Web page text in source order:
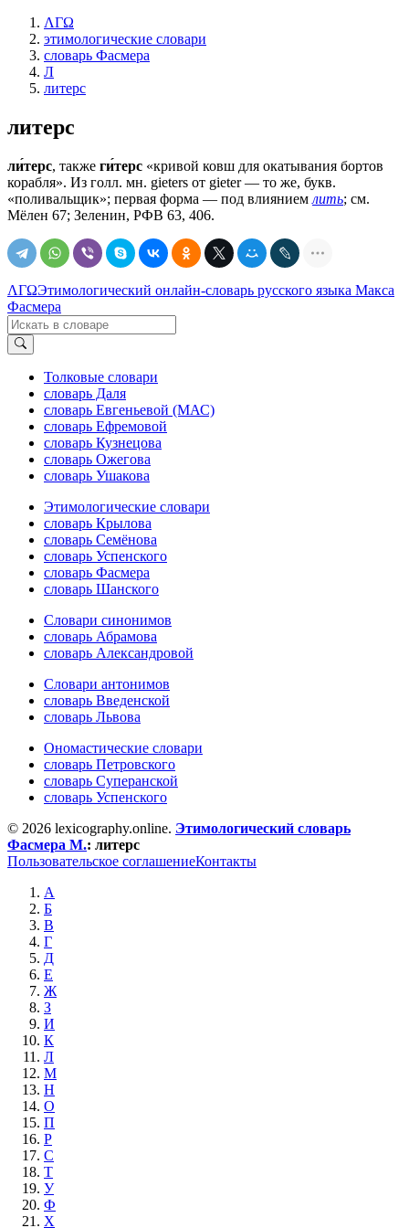
ΛΓΩ
этимологические словари
словарь Фасмера
Л
литерс
литерс
ли́терс, также ги́терс «кривой ковш для окатывания бортов
корабля». Из голл. мн. gieters от gieter — то же, букв.
«поливальщик»; первая форма — под влиянием лить; см.
Мёлен 67; Зеленин, РФВ 63, 406.
ΛΓΩЭтимологический онлайн-словарь русского языка Макса
Фасмера
Толковые словари
словарь Даля
словарь Евгеньевой (МАС)
словарь Ефремовой
словарь Кузнецова
словарь Ожегова
словарь Ушакова
Этимологические словари
словарь Крылова
словарь Семёнова
словарь Успенского
словарь Фасмера
словарь Шанского
Словари синонимов
словарь Абрамова
словарь Александровой
Словари антонимов
словарь Введенской
словарь Львова
Ономастические словари
словарь Петровского
словарь Суперанской
словарь Успенского
© 2026 lexicography.online. Этимологический словарь
Фасмера М.: литерс
Пользовательское соглашениеКонтакты
А
Б
В
Г
Д
Е
Ж
З
И
К
Л
М
Н
О
П
Р
С
Т
У
Ф
Х